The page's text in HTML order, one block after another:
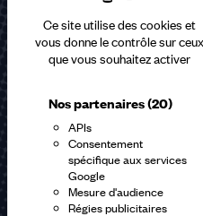
Ce site utilise des cookies et
vous donne le contrôle sur ceux
que vous souhaitez activer
Nos partenaires(20)
APIs
Consentement
spécifique aux services
Google
Mesure d'audience
Régies publicitaires
Abonnez-
En m'inscrivant à la newsletter,
lapolitique de